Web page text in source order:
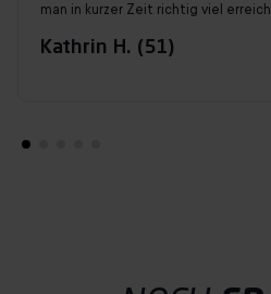
man in kurzer Zeit richtig viel
Kathrin H. (51)